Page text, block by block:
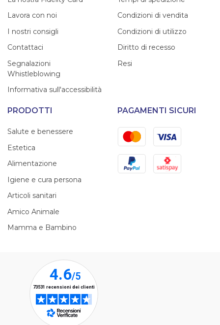
Lavora con noi
I nostri consigli
Contattaci
Segnalazioni
Whistleblowing
Informativa sull'accessibilità
Condizioni di vendita
Condizioni di utilizzo
Diritto di recesso
Resi
PRODOTTI
Salute e benessere
Estetica
Alimentazione
Igiene e cura persona
Articoli sanitari
Amico Animale
Mamma e Bambino
PAGAMENTI SICURI
MastercardVisa
PayPal Satispay